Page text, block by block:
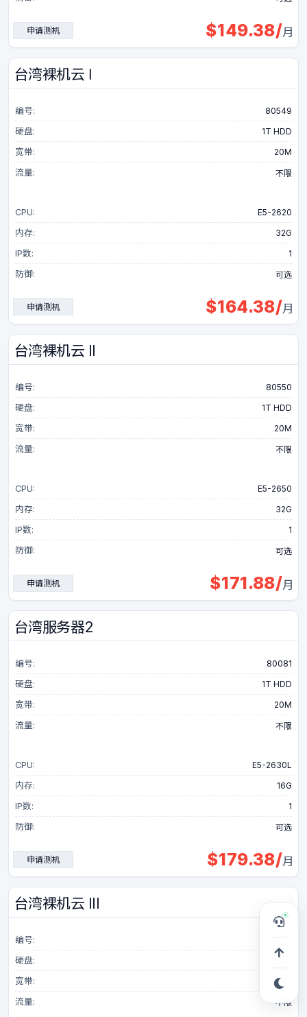
申请测机 $149.38/月
台湾裸机云 Ⅰ
编号:
80549
硬盘:
1T HDD
宽带:
20M
流量:
不限
CPU:
E5-2620
内存:
32G
IP数:
1
防御:
可选
申请测机 $164.38/月
台湾裸机云 II
编号:
80550
硬盘:
1T HDD
宽带:
20M
流量:
不限
CPU:
E5-2650
内存:
32G
IP数:
1
防御:
可选
申请测机 $171.88/月
台湾服务器2
编号:
80081
硬盘:
1T HDD
宽带:
20M
流量:
不限
CPU:
E5-2630L
内存:
16G
IP数:
1
防御:
可选
申请测机 $179.38/月
台湾裸机云 III
编号:
80551
硬盘:
1T HDD
宽带:
20M
流量:
不限